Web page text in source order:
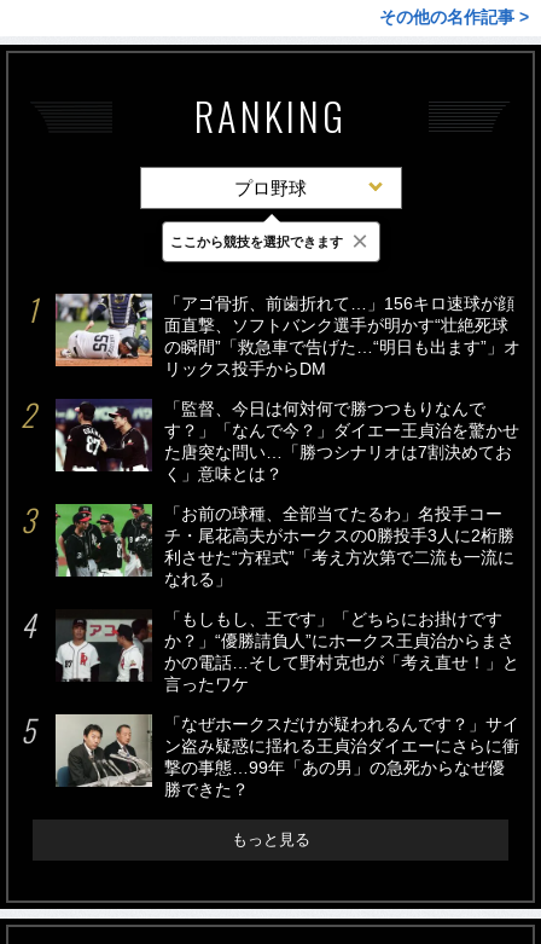
その他の名作記事 >
RANKING
プロ野球
最新 24時間 週間
「アゴ骨折、前歯折れて…」156キロ速球が顔
面直撃、ソフトバンク選手が明かす“壮絶死球
の瞬間”「救急車で告げた…“明日も出ます”」オ
リックス投手からDM
「監督、今日は何対何で勝つつもりなんで
す？」「なんで今？」ダイエー王貞治を驚かせ
た唐突な問い…「勝つシナリオは7割決めてお
く」意味とは？
「お前の球種、全部当てたるわ」名投手コー
チ・尾花高夫がホークスの0勝投手3人に2桁勝
利させた“方程式”「考え方次第で二流も一流に
なれる」
「もしもし、王です」「どちらにお掛けです
か？」“優勝請負人”にホークス王貞治からまさ
かの電話…そして野村克也が「考え直せ！」と
言ったワケ
「なぜホークスだけが疑われるんです？」サイ
ン盗み疑惑に揺れる王貞治ダイエーにさらに衝
撃の事態…99年「あの男」の急死からなぜ優
勝できた？
もっと見る
ここから競技を選択できます ×